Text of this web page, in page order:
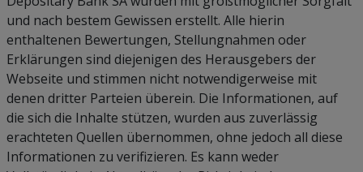
und nach bestem Gewissen erstellt. Alle hierin
enthaltenen Bewertungen, Stellungnahmen oder
Erklärungen sind diejenigen des Herausgebers der
Webseite und stimmen nicht notwendigerweise mit
denen dritter Parteien überein. Die Informationen, auf
die sich die Inhalte stützen, wurden aus zuverlässig
erachteten Quellen übernommen, ohne jedoch all diese
Informationen zu verifizieren. Es kann weder